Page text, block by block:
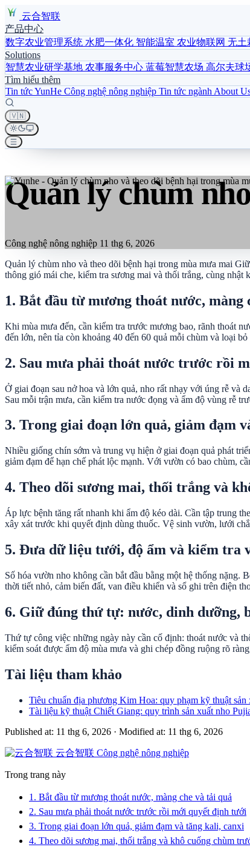
云合智联
产品中心
数字农业管理系统 水肥一体化 智能温室 农业物联网 无土
Solutions
智慧农业研学基地 农事服务中心 蓝莓智慧农场 高尔夫球
Tìm hiểu thêm
Tin tức YunHe Công nghệ nông nghiệp Tin tức ngành About
🇻🇳
Quản lý chùm
Công nghệ nông nghiệp 11 thg 6, 2026
Quản lý chùm nho và theo dõi bệnh hại trong mùa mưa mai
thông gió mái che, kiểm tra sương mai và thối trắng, cùng
1. Bắt đầu từ mương thoát nước, màng
Khi mùa mưa đến, cần kiểm tra trước mương bao, rãnh thoát
đến lớn, nên tỉa còn khoảng 40 đến 60 quả mỗi chùm và loại
2. Sau mưa phải thoát nước trước rồi
Ở giai đoạn sau nở hoa và lớn quả, nho rất nhạy với úng rễ và
Sau mỗi trận mưa, cần kiểm tra nước đọng và ẩm độ vùng rễ
3. Trong giai đoạn lớn quả, giảm đạm
Nhiều giống chín sớm và trung vụ hiện ở giai đoạn quả phát
giảm đạm để hạn chế phát lộc mạnh. Với vườn có bao chùm,
4. Theo dõi sương mai, thối trắng và
Áp lực bệnh tăng rất nhanh khi ẩm độ kéo dài. Cần tập trung
xây xát trước khi quyết định dùng thuốc. Vệ sinh vườn, lưới
5. Đưa dữ liệu tưới, độ ẩm và kiểm tra
Số hóa vườn nho không cần bắt đầu bằng một hệ thống
thời tiết nhỏ, cảm biến đất, van điều khiển và sổ ghi trên điện
6. Giữ đúng thứ tự: nước, dinh dưỡng,
Thứ tự công việc những ngày này cần cố định: thoát nước và
kiểm soát được ẩm độ mùa mưa và ghi chép đồng ruộng rõ
Tài liệu tham khảo
Tiêu chuẩn địa phương Kim Hoa: quy phạm kỹ thuật sản
Tài liệu kỹ thuật Chiết Giang: quy trình sản xuất nho
Published at: 11 thg 6, 2026 · Modified at: 11 thg 6, 2026
云合智联 Công nghệ nông nghiệp
Trong trang này
1. Bắt đầu từ mương thoát nước, màng che và tải quả
2. Sau mưa phải thoát nước trước rồi mới quyết định tưới
3. Trong giai đoạn lớn quả, giảm đạm và tăng kali, canxi
4. Theo dõi sương mai, thối trắng và khô cuống chùm